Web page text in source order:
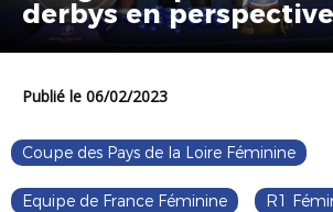
derbys en
Publié le 06/02/2023
Coupe des Pays de la Loire Féminine
Equipe de France Féminine R1